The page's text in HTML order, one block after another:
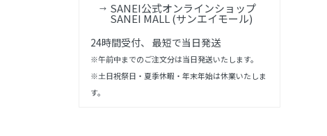
SANEI公式オンラインショップ
SANEI MALL (サンエイモール)
24時間受付、 最短で当日発送
※午前中までのご注文分は当日発送いたします。
※土日祝祭日・夏季休暇・年末年始は休業いたしま
す。